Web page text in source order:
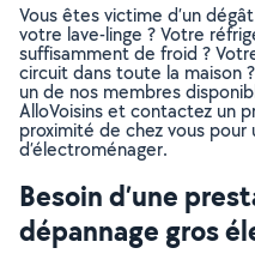
Vous êtes victime d’un
votre lave-linge ? Votre
suffisamment de froid ?
circuit dans toute la maison
un de nos membres
AlloVoisins et contactez un
proximité de chez vous pour
d’électroménager.
Besoin d’une
dépannage gros